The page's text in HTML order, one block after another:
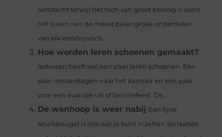
aandacht terwijl het toch van groot belang is want
het is een van de meest belangrijke onderdelen
van elk elektronisch...
Hoe worden leren schoenen gemaakt?
Iedereen heeft wel een paar leren schoenen. Een
paar om te dragen naar het kantoor en een paar
voor een avondje uit of familiefeest. De...
De wanhoop is weer nabij Een fijne
snurkbeugel is iets wat je kunt inzetten als laatste